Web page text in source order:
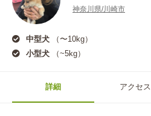
神奈川県/川崎市
中型犬
（〜10kg）
小型犬
（~5kg）
詳細 アクセス